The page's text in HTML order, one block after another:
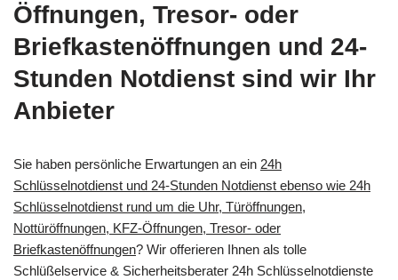
Öffnungen, Tresor- oder
Briefkastenöffnungen und 24-
Stunden Notdienst sind wir Ihr
Anbieter
Sie haben persönliche Erwartungen an ein 24h
Schlüsselnotdienst und 24-Stunden Notdienst ebenso wie 24h
Schlüsselnotdienst rund um die Uhr, Türöffnungen,
Nottüröffnungen, KFZ-Öffnungen, Tresor- oder
Briefkastenöffnungen? Wir offerieren Ihnen als tolle
Schlüßelservice & Sicherheitsberater 24h Schlüsselnotdienste